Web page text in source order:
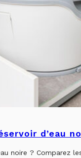
d’eau
noire ? Comparez